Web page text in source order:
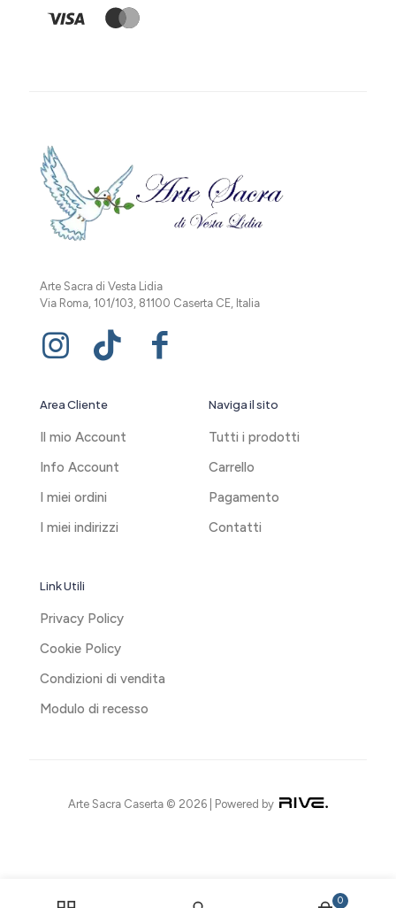
Arte Sacra di Vesta Lidia
Via Roma, 101/103, 81100 Caserta CE, Italia
Area Cliente
Il mio Account
Info Account
I miei ordini
I miei indirizzi
Naviga il sito
Tutti i prodotti
Carrello
Pagamento
Contatti
Link Utili
Privacy Policy
Cookie Policy
Condizioni di vendita
Modulo di recesso
Arte Sacra Caserta © 2026 | Powered by
0